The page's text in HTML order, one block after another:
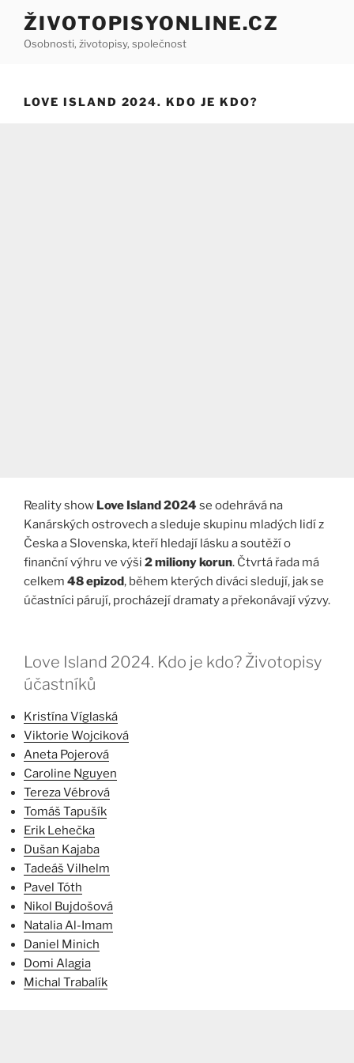
Přejít
obsahu
ŽIVOTOPISYONLINE.CZ
Osobnosti, životopisy, společnost
LOVE ISLAND 2024. KDO JE KDO?
Reality show Love Island 2024 se odehrává na
Kanárských ostrovech a sleduje skupinu mladých lidí z
Česka a Slovenska, kteří hledají lásku a soutěží o
finanční výhru ve výši 2 miliony korun. Čtvrtá řada má
celkem 48 epizod, během kterých diváci sledují, jak se
účastníci párují, procházejí dramaty a překonávají výzvy.
Love Island 2024. Kdo je kdo? Životopisy
účastníků
Kristína Víglaská
Viktorie Wojciková
Aneta Pojerová
Caroline Nguyen
Tereza Vébrová
Tomáš Tapušík
Erik Lehečka
Dušan Kajaba
Tadeáš Vilhelm
Pavel Tóth
Nikol Bujdošová
Natalia Al-Imam
Daniel Minich
Domi Alagia
Michal Trabalík